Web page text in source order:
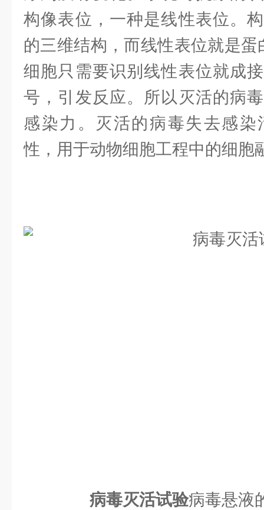
构像表位，一种是线性表位。
的三维结构，而线性表位就是
细胞只需要识别线性表位就成
号，引发反应。所以灭活的病
感染力。灭活的病毒失去感
性，用于动物细胞工程中的细胞
病毒灭活试验病毒悬液